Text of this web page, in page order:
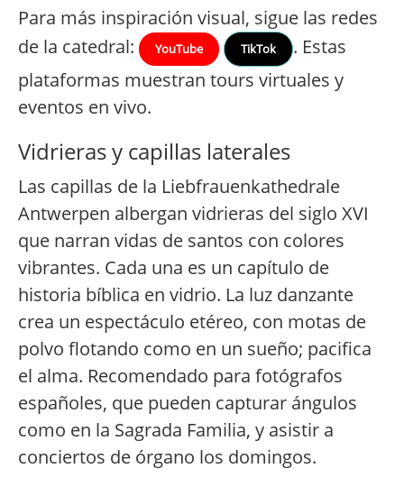
Para más inspiración visual, sigue las redes
de la catedral:
YouTube TikTok
. Estas
plataformas muestran tours virtuales y
eventos en vivo.
Vidrieras y capillas laterales
Las capillas de la Liebfrauenkathedrale
Antwerpen albergan vidrieras del siglo XVI
que narran vidas de santos con colores
vibrantes. Cada una es un capítulo de
historia bíblica en vidrio. La luz danzante
crea un espectáculo etéreo, con motas de
polvo flotando como en un sueño; pacifica
el alma. Recomendado para fotógrafos
españoles, que pueden capturar ángulos
como en la Sagrada Familia, y asistir a
conciertos de órgano los domingos.